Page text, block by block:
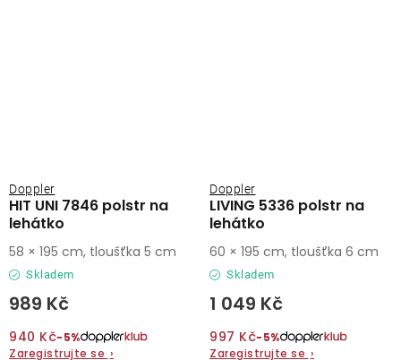
HIT UNI 7846 polstr na
lehátko
Doppler
Skladem
989 Kč
940 Kč−5%
Zaregistrujte se ›
58 × 195 cm, tloušťka 5 cm
LIVING 5336 polstr na
lehátko
Doppler
Skladem
1 049 Kč
997 Kč−5%
Zaregistrujte se ›
60 × 195 cm, tloušťka 6 cm